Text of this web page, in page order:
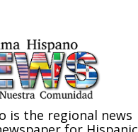
is the regional news